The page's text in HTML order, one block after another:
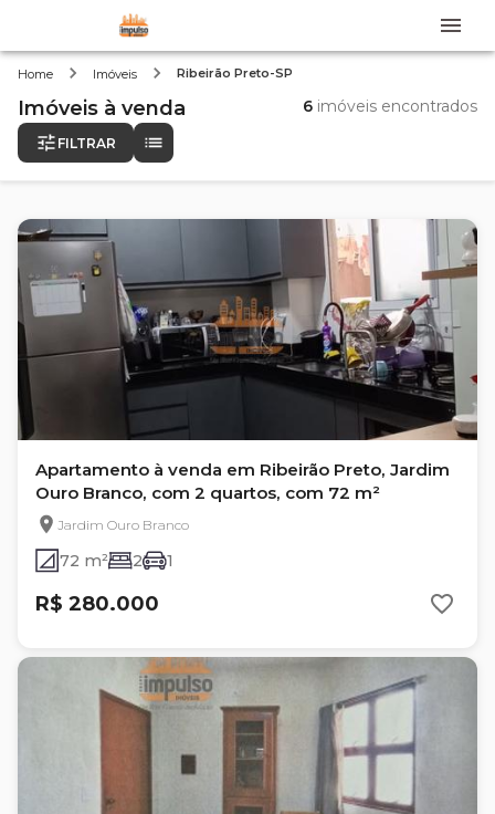
Home Imóveis Ribeirão Preto-SP
Imóveis à venda 6 imóveis encontrados
FILTRAR
Apartamento à venda em Ribeirão Preto, Jardim
Ouro Branco, com 2 quartos, com 72 m²
Jardim Ouro Branco
72 m² 2 1
R$ 280.000